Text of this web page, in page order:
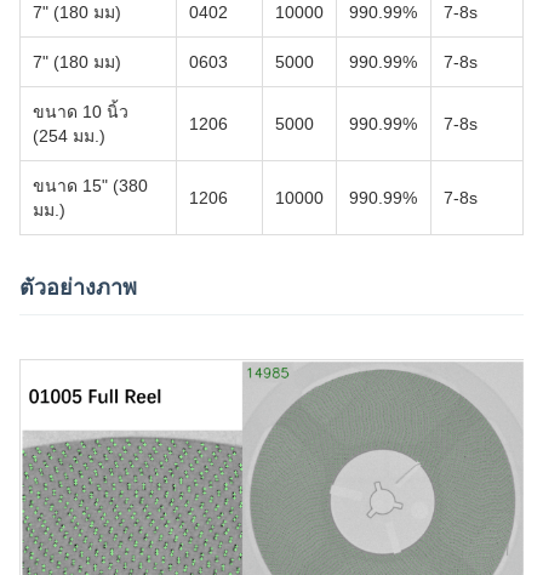
7" (180 มม) 0402 10000 990.99% 7-8s
7" (180 มม) 0603 5000 990.99% 7-8s
ขนาด 10 นิ้ว
(254 มม.)
1206 5000 990.99% 7-8s
ขนาด 15" (380
มม.)
1206 10000 990.99% 7-8s
ตัวอย่างภาพ